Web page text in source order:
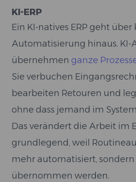
KI-ERP
Ein KI-natives ERP geht über
Automatisierung hinaus. KI-
übernehmen ganze
Sie verbuchen
bearbeiten Retouren und
ohne dass jemand im
Das verändert die Arbeit im
grundlegend, weil
mehr automatisiert,
übernommen werden.